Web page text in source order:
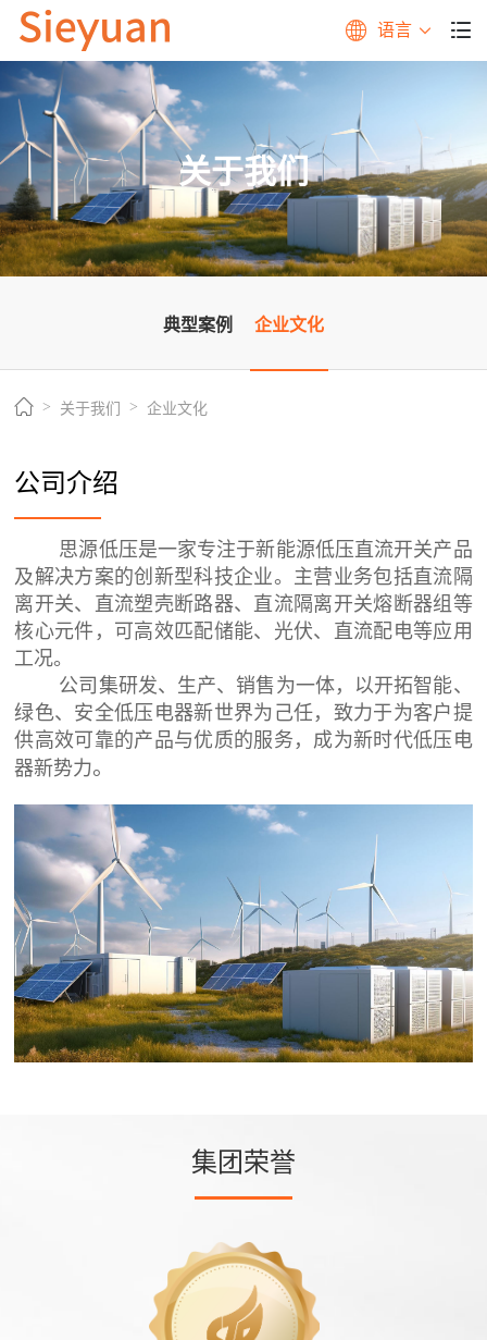
语言
关于我们
典型案例 企业文化
关于我们 企业文化
公司介绍
思源低压是一家专注于新能源低压直流开关产品
及解决方案的创新型科技企业。主营业务包括直流隔
离开关、直流塑壳断路器、直流隔离开关熔断器组等
核心元件，可高效匹配储能、光伏、直流配电等应用
工况。
公司集研发、生产、销售为一体，以开拓智能、
绿色、安全低压电器新世界为己任，致力于为客户提
供高效可靠的产品与优质的服务，成为新时代低压电
器新势力。
集团荣誉